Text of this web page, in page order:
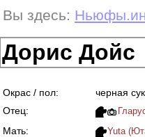
Вы здесь:
Дорис Дойс
Окрас / пол:
черная
Отец:
Мать: Yuta